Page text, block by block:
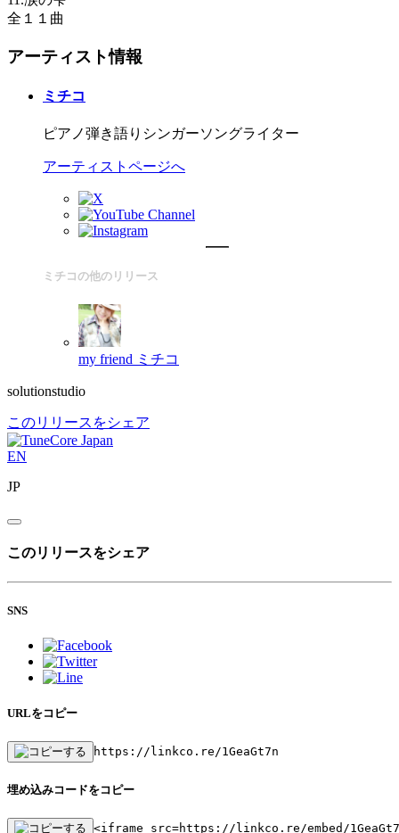
全１１曲
アーティスト情報
ミチコ
ピアノ弾き語りシンガーソングライター
アーティストページへ
ミチコの他のリリース
my friend ミチコ
solutionstudio
このリリースをシェア
EN
JP
このリリースをシェア
SNS
URLをコピー
https://linkco.re/1GeaGt7n
埋め込みコードをコピー
<iframe src=https://linkco.re/embed/